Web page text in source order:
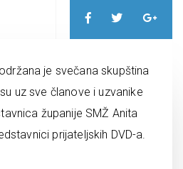
je svečana skupština
uz sve članove i uzvanike
županije SMŽ Anita
prijateljskih DVD-a.